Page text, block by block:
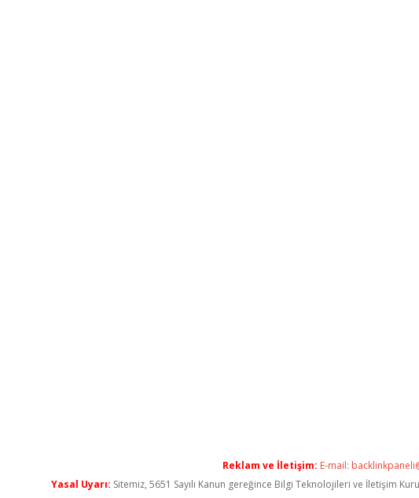
Reklam ve İletişim: E-mail:
Yasal Uyarı: Sitemiz, 5651 Sayılı Kanun gereğince Bilgi Teknolojileri ve İletişim